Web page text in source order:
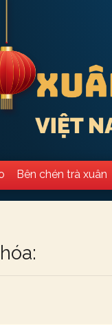
Bên chén trà xuân